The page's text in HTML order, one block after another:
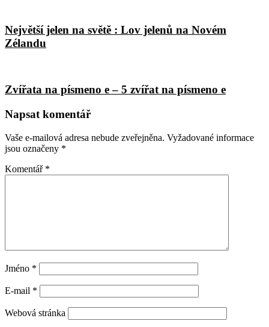
Největší jelen na světě : Lov jelenů na Novém
Zélandu
Zvířata na písmeno e – 5 zvířat na písmeno e
Napsat komentář
Vaše e-mailová adresa nebude zveřejněna. Vyžadované informace
jsou označeny *
Komentář *
Jméno *
E-mail *
Webová stránka